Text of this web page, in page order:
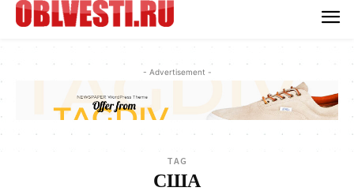
- Advertisement -
TAG
США